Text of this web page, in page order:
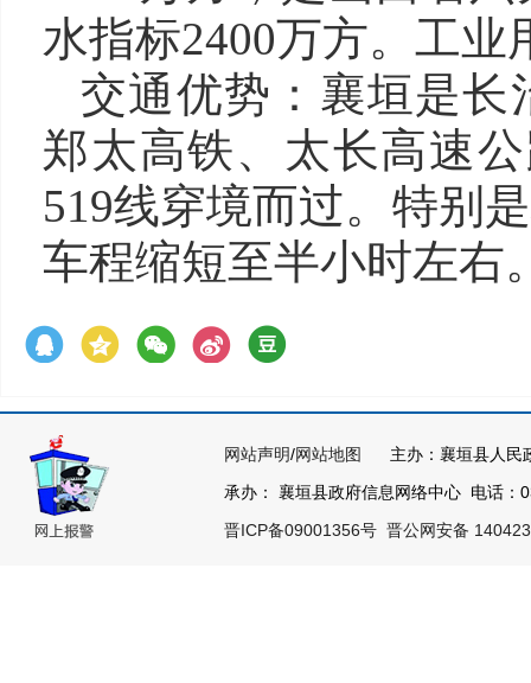
水指标2400万方。工业
交通优势：襄垣是长
郑太高铁、 太长高速
519线穿境而过。特别
车程缩短至半小时左右
网站声明/网站地图
主办：襄垣县人民
承办： 襄垣县政府信息网络中心 电话：
晋ICP备09001356号 晋公网安备